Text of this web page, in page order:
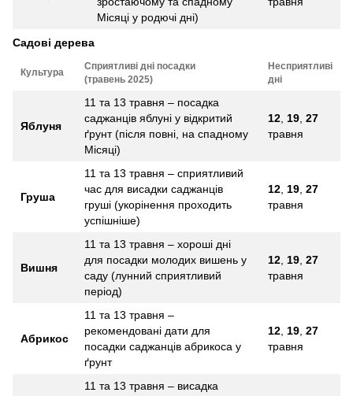
Місяці у родючі дні)
Садові дерева
Культура
Сприятливі дні посадки
(травень 2025)
Несприятливі
дні
Яблуня
11 та 13 травня – посадка
саджанців яблуні у відкритий
ґрунт (після повні, на спадному
Місяці)
12 19 27
травня
Груша
11 та 13 травня – сприятливий
час для висадки саджанців
груші (укорінення проходить
успішніше)
12 19 27
травня
Вишня
11 та 13 травня – хороші дні
для посадки молодих вишень у
саду (лунний сприятливий
період)
12 19 27
травня
Абрикос
11 та 13 травня –
рекомендовані дати для
посадки саджанців абрикоса у
ґрунт
12 19 27
травня
11 та 13 травня – висадка